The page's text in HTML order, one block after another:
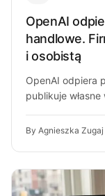
OpenAI
handlowe.
i osobistą
OpenAI odpiera
publikuje
By Agnieszka Zugaj